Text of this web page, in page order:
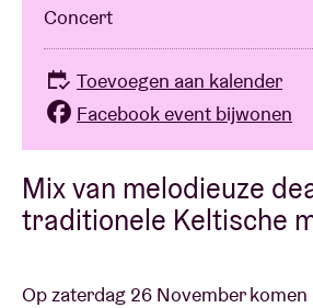
Mix van melodieuze
traditionele Keltische
Op zaterdag 26 November komen
Concert
Toevoegen aan kalender
Facebook event bijwonen